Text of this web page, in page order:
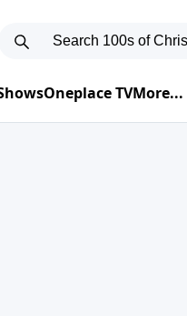
Oneplace TVMore...